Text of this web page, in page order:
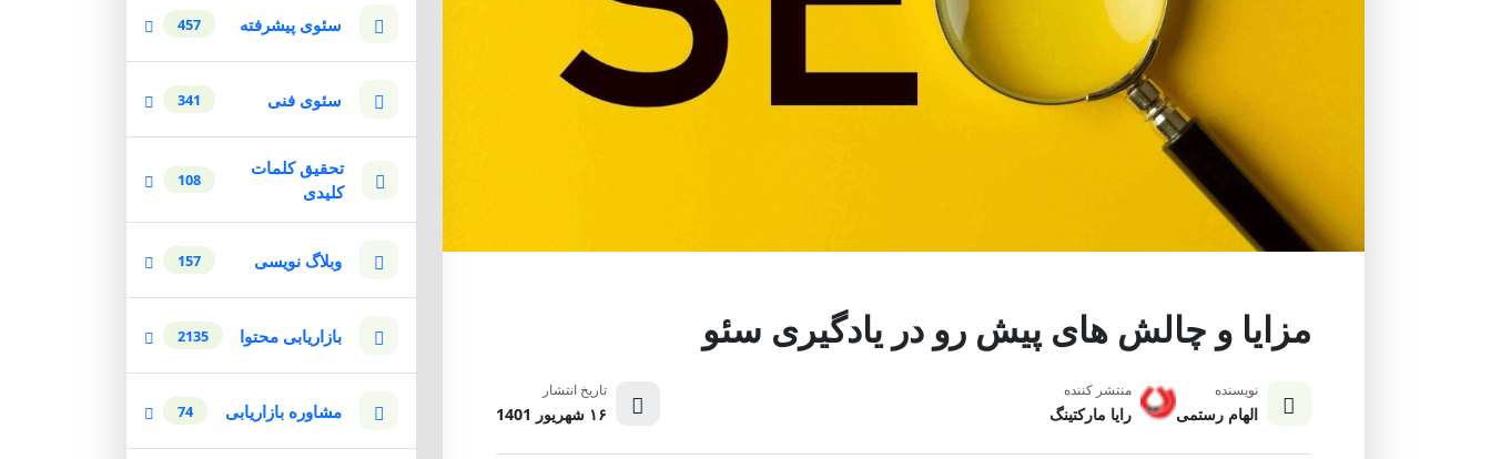
مزایا و چالش های پیش رو در یادگیری سئو
نویسنده
الهام رستمی
منتشر کننده
رایا مارکتینگ
تاریخ انتشار
۱۶ شهریور 1401
سئوی پیشرفته 457
سئوی فنی 341
تحقیق کلمات
کلیدی
108
وبلاگ نویسی 157
بازاریابی محتوا 2135
مشاوره بازاریابی 74